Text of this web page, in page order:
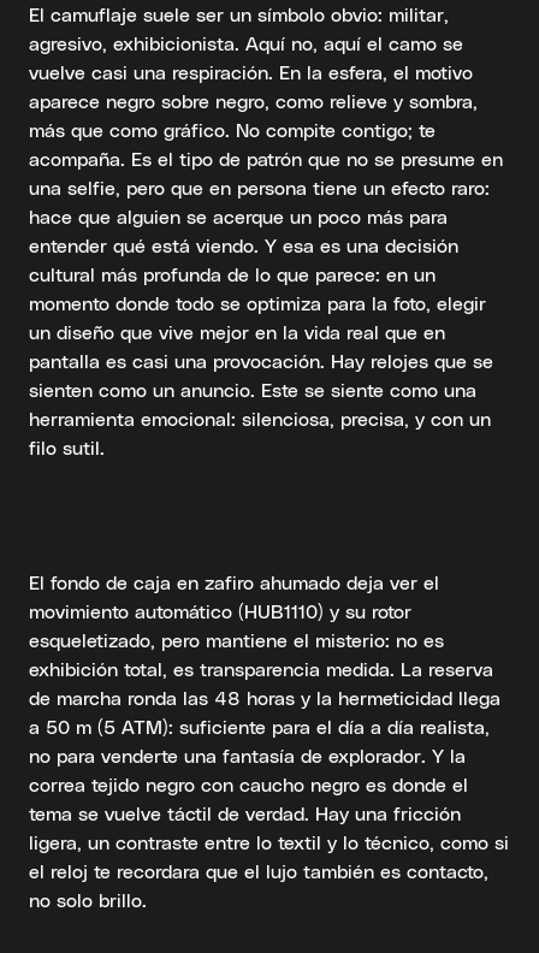
El camuflaje suele ser un símbolo obvio: militar,
agresivo, exhibicionista. Aquí no, aquí el camo se
vuelve casi una respiración. En la esfera, el motivo
aparece negro sobre negro, como relieve y sombra,
más que como gráfico. No compite contigo; te
acompaña. Es el tipo de patrón que no se presume en
una selfie, pero que en persona tiene un efecto raro:
hace que alguien se acerque un poco más para
entender qué está viendo. Y esa es una decisión
cultural más profunda de lo que parece: en un
momento donde todo se optimiza para la foto, elegir
un diseño que vive mejor en la vida real que en
pantalla es casi una provocación. Hay relojes que se
sienten como un anuncio. Este se siente como una
herramienta emocional: silenciosa, precisa, y con un
filo sutil.
El fondo de caja en zafiro ahumado deja ver el
movimiento automático (HUB1110) y su rotor
esqueletizado, pero mantiene el misterio: no es
exhibición total, es transparencia medida. La reserva
de marcha ronda las 48 horas y la hermeticidad llega
a 50 m (5 ATM): suficiente para el día a día realista,
no para venderte una fantasía de explorador. Y la
correa tejido negro con caucho negro es donde el
tema se vuelve táctil de verdad. Hay una fricción
ligera, un contraste entre lo textil y lo técnico, como si
el reloj te recordara que el lujo también es contacto,
no solo brillo.